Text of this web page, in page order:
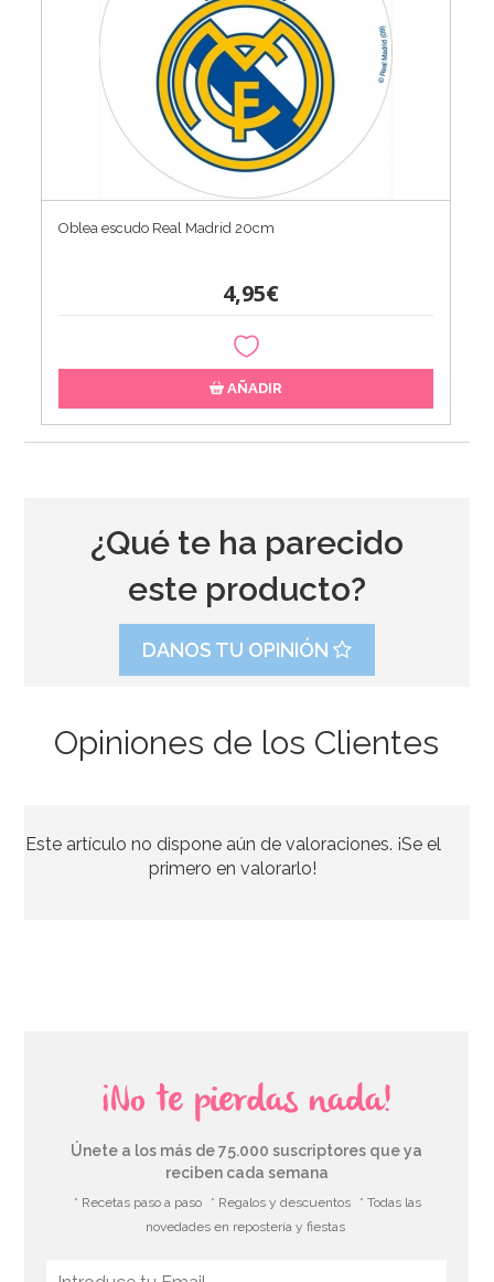
Oblea escudo Real Madrid 20cm
4,95€
AÑADIR
¿Qué te ha parecido
este producto?
DANOS TU OPINIÓN
Opiniones de los Clientes
Este artículo no dispone aún de valoraciones. ¡Se el
primero en valorarlo!
¡No te pierdas nada!
Únete a los más de 75.000 suscriptores que ya
reciben cada semana
* Recetas paso a paso * Regalos y descuentos
* Todas las
novedades en repostería y fiestas